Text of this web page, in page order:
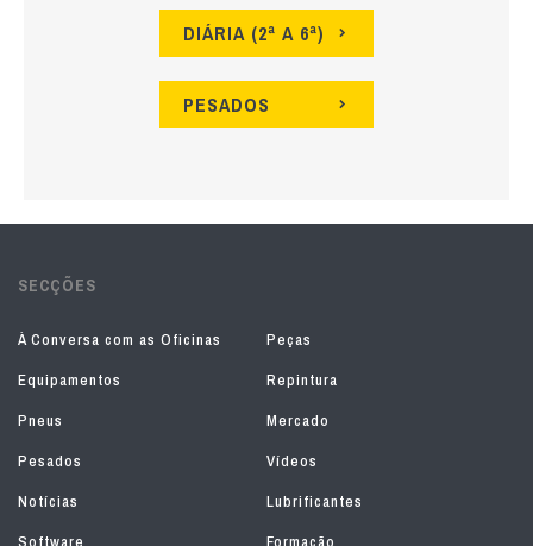
DIÁRIA (2ª A 6ª)
PESADOS
SECÇÕES
À Conversa com as Oficinas
Peças
Equipamentos
Repintura
Pneus
Mercado
Pesados
Vídeos
Notícias
Lubrificantes